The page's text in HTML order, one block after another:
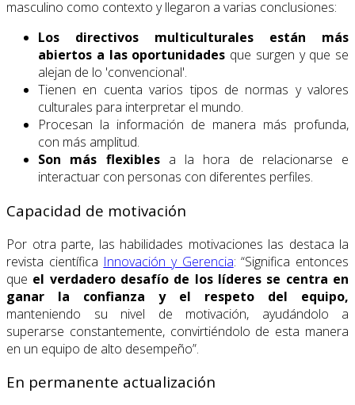
masculino como contexto y llegaron a varias conclusiones:
Los directivos multiculturales están más
abiertos a las oportunidades que surgen y que se
alejan de lo 'convencional'.
Tienen en cuenta varios tipos de normas y valores
culturales para interpretar el mundo.
Procesan la información de manera más profunda,
con más amplitud.
Son más flexiblesa la hora de relacionarse e
interactuar con personas con diferentes perfiles.
Capacidad de motivación
Por otra parte, las habilidades motivaciones las destaca la
revista científica Innovación y Gerencia: “Significa entonces
que el verdadero desafío de los líderes se centra en
ganar la confianza y el respeto del equipo,
manteniendo su nivel de motivación, ayudándolo a
superarse constantemente, convirtiéndolo de esta manera
en un equipo de alto desempeño”.
En permanente actualización